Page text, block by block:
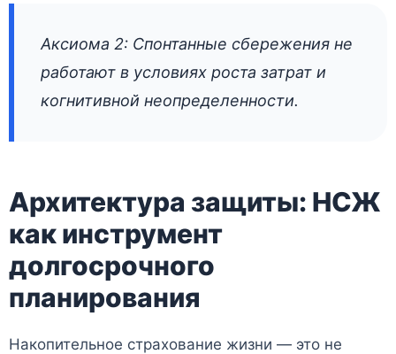
Аксиома 2: Спонтанные сбережения не
работают в условиях роста затрат и
когнитивной неопределенности.
Архитектура защиты: НСЖ
как инструмент
долгосрочного
планирования
Накопительное страхование жизни — это не